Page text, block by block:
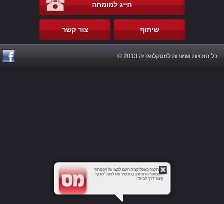
חייג למומחה
צור קשר שיתוף
כל הזכויות שמורות למסקלופדיה 2013 ©
להתקנה כאפליקציה חינם לחצו על הכפתור
השמאלי התחתון במכשיר ואז לחצו "הוסף
קיצור דרך לבית".